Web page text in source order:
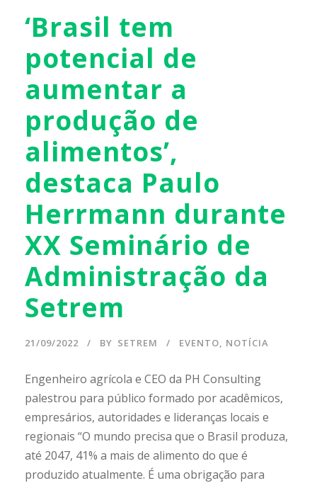
‘Brasil tem
potencial de
aumentar a
produção de
alimentos’,
destaca Paulo
Herrmann durante
XX Seminário de
Administração da
Setrem
21/09/2022 BY SETREM EVENTO, NOTÍCIA
Engenheiro agrícola e CEO da PH Consulting
palestrou para público formado por acadêmicos,
empresários, autoridades e lideranças locais e
regionais “O mundo precisa que o Brasil produza,
até 2047, 41% a mais de alimento do que é
produzido atualmente. É uma obrigação para